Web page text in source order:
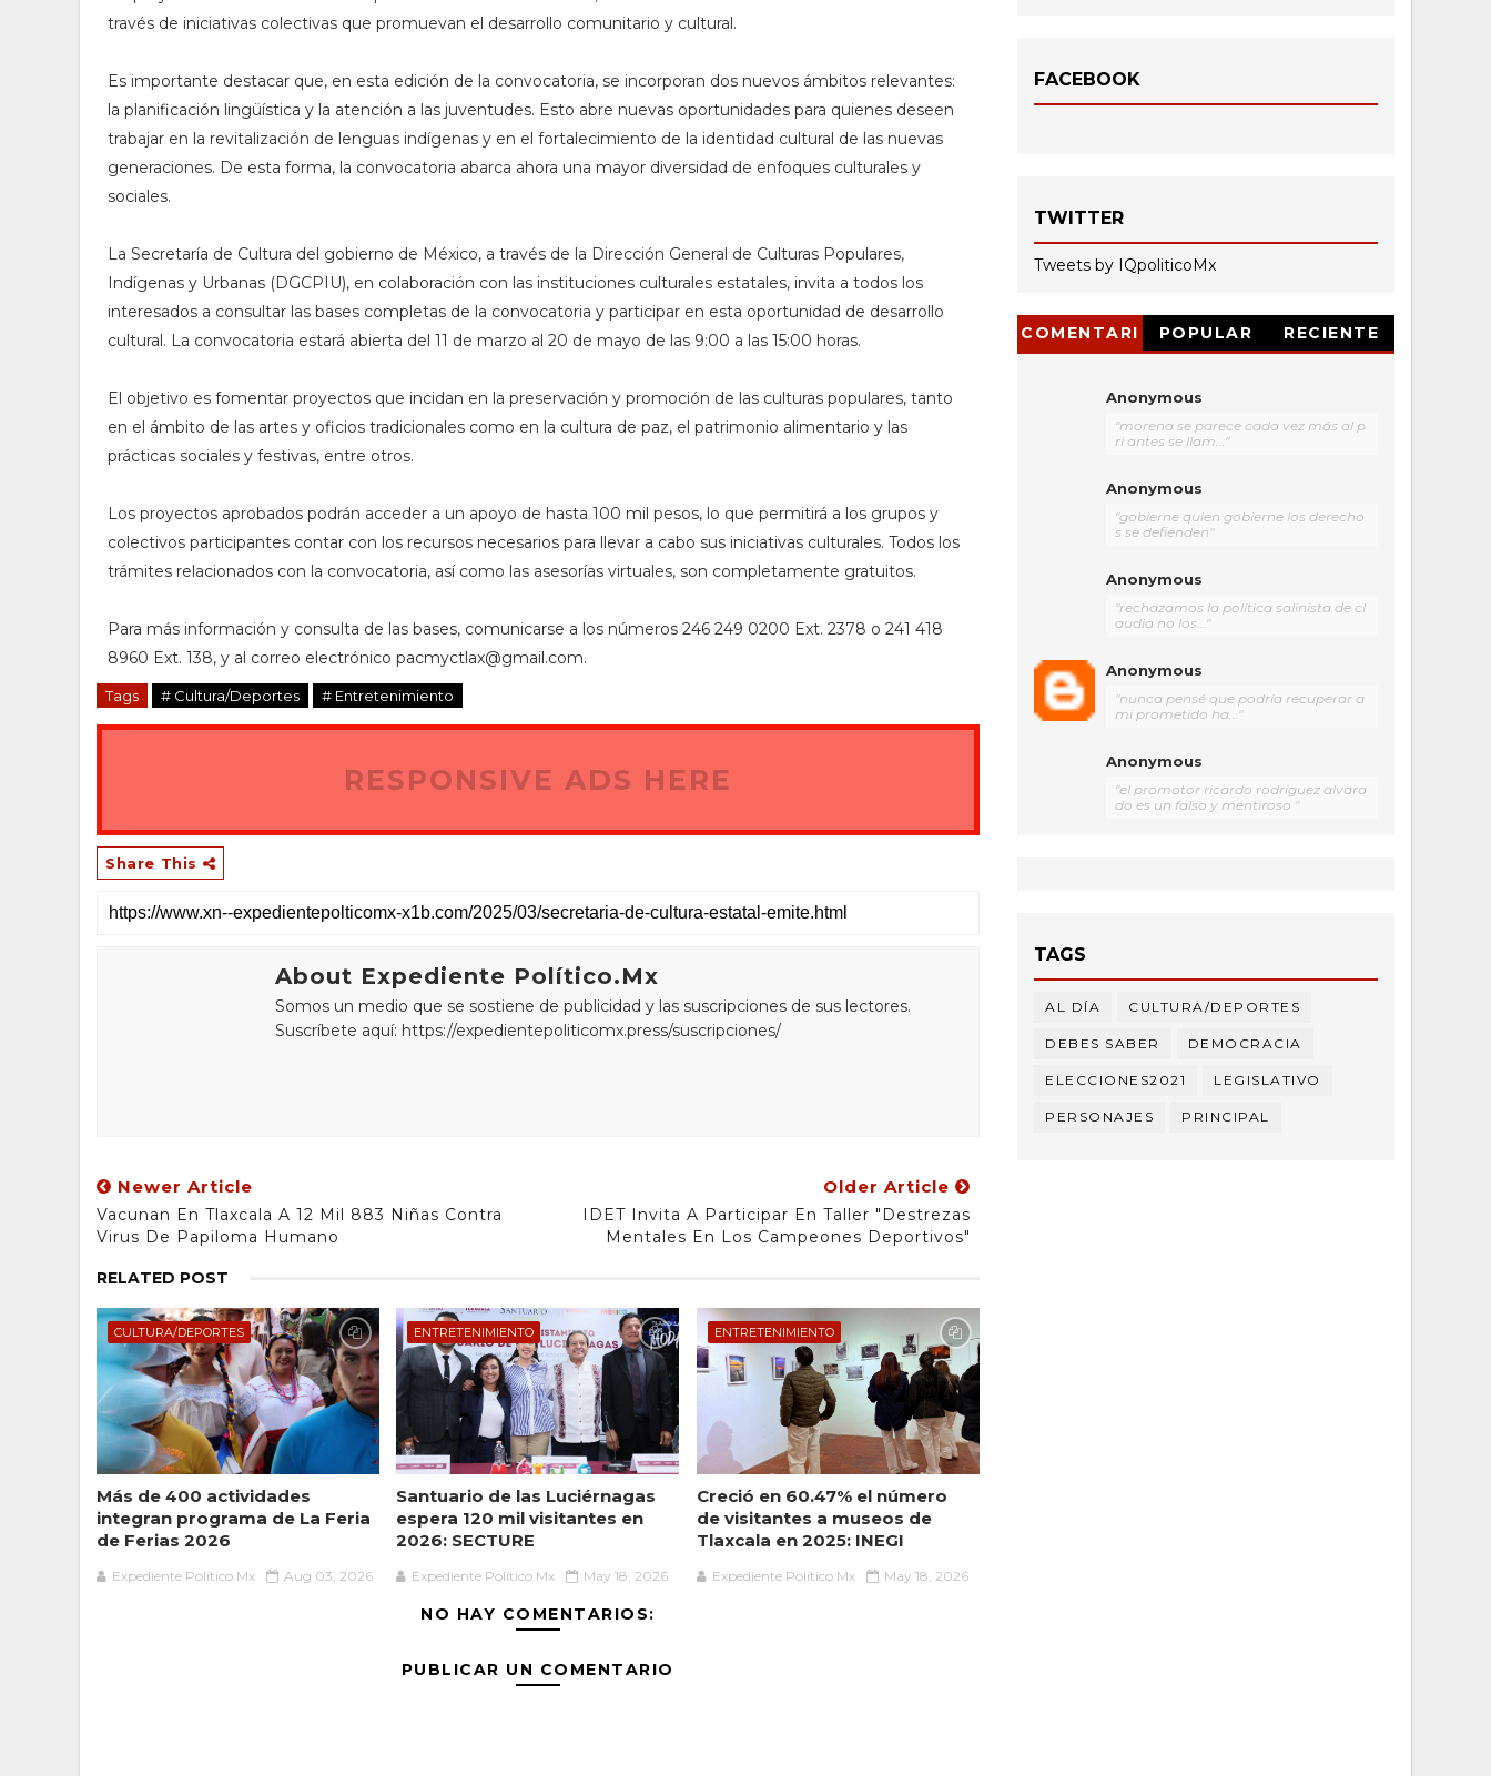
través de iniciativas colectivas que promuevan el desarrollo comunitario y cultural.
Es importante destacar que, en esta edición de la convocatoria, se incorporan dos nuevos ámbitos relevantes:
la planificación lingüística y la atención a las juventudes. Esto abre nuevas oportunidades para quienes deseen
trabajar en la revitalización de lenguas indígenas y en el fortalecimiento de la identidad cultural de las nuevas
generaciones. De esta forma, la convocatoria abarca ahora una mayor diversidad de enfoques culturales y
sociales.
La Secretaría de Cultura del gobierno de México, a través de la Dirección General de Culturas Populares,
Indígenas y Urbanas (DGCPIU), en colaboración con las instituciones culturales estatales, invita a todos los
interesados a consultar las bases completas de la convocatoria y participar en esta oportunidad de desarrollo
cultural. La convocatoria estará abierta del 11 de marzo al 20 de mayo de las 9:00 a las 15:00 horas.
El objetivo es fomentar proyectos que incidan en la preservación y promoción de las culturas populares, tanto
en el ámbito de las artes y oficios tradicionales como en la cultura de paz, el patrimonio alimentario y las
prácticas sociales y festivas, entre otros.
Los proyectos aprobados podrán acceder a un apoyo de hasta 100 mil pesos, lo que permitirá a los grupos y
colectivos participantes contar con los recursos necesarios para llevar a cabo sus iniciativas culturales. Todos los
trámites relacionados con la convocatoria, así como las asesorías virtuales, son completamente gratuitos.
Para más información y consulta de las bases, comunicarse a los números 246 249 0200 Ext. 2378 o 241 418
8960 Ext. 138, y al correo electrónico pacmyctlax@gmail.com.
Tags # Cultura/Deportes # Entretenimiento
RESPONSIVE ADS HERE
Share This
About Expediente Político.Mx
Somos un medio que se sostiene de publicidad y las suscripciones de sus lectores.
Suscríbete aquí: https://expedientepoliticomx.press/suscripciones/
Newer Article
Vacunan En Tlaxcala A 12 Mil 883 Niñas Contra
Virus De Papiloma Humano
Older Article
IDET Invita A Participar En Taller "Destrezas
Mentales En Los Campeones Deportivos"
RELATED POST
CULTURA/DEPORTES
Más de 400 actividades
integran programa de La Feria
de Ferias 2026
Expediente Político.Mx Aug 03, 2026
ENTRETENIMIENTO
Santuario de las Luciérnagas
espera 120 mil visitantes en
2026: SECTURE
Expediente Político.Mx May 18, 2026
ENTRETENIMIENTO
Creció en 60.47% el número
de visitantes a museos de
Tlaxcala en 2025: INEGI
Expediente Político.Mx May 18, 2026
NO HAY COMENTARIOS:
PUBLICAR UN COMENTARIO
FACEBOOK
TWITTER
Tweets by IQpoliticoMx
COMENTARI
POPULAR RECIENTE
Anonymous
"morena se parece cada vez más al p
ri antes se llam..."
Anonymous
"gobierne quien gobierne los derecho
s se defienden"
Anonymous
"rechazamos la política salinista de cl
audia no los..."
Anonymous
"nunca pensé que podría recuperar a
mi prometido ha..."
Anonymous
"el promotor ricardo rodríguez alvara
do es un falso y mentiroso "
TAGS
AL DÍA CULTURA/DEPORTES
DEBES SABER DEMOCRACIA
ELECCIONES2021 LEGISLATIVO
PERSONAJES PRINCIPAL